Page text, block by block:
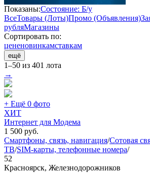
Показаны:Состояние: Б/у
ВсеТовары (Лоты)Промо (Объявления)
рубляМагазины
Сортировать по:
цененовинкамставкам
ещё
1–50 из 401 лота
→
+ Ещё 0 фото
ХИТ
Интернет для Модема
1 500 руб.
Смартфоны, связь, навигация/Сотовая
ТВ/SIM-карты, телефонные номера/
52
Красноярск, Железнодорожников